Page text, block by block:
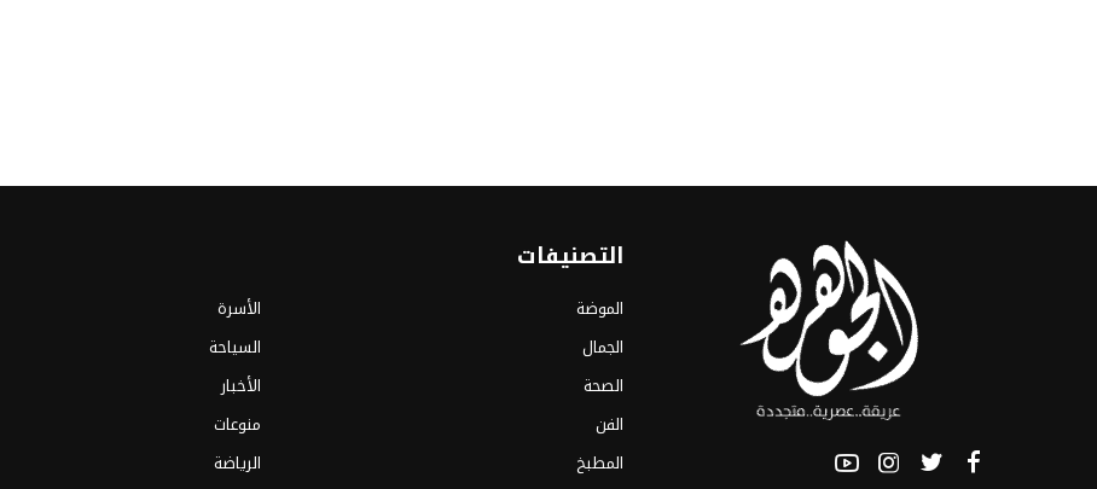
التصنيفات
الموضة
الجمال
الصحة
الفن
المطبخ
الأسرة
السياحة
الأخبار
منوعات
الرياضة